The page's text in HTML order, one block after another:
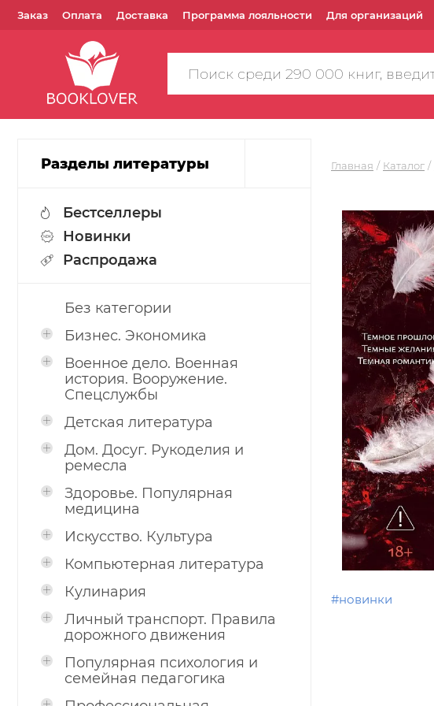
Заказ Оплата Доставка Программа лояльности Для организаций
Поиск
по
Разделы литературы
Бестселлеры
Новинки
Распродажа
Без категории
Бизнес. Экономика
Военное дело. Военная
история. Вооружение.
Спецслужбы
Детская литература
Дом. Досуг. Рукоделия и
ремесла
Здоровье. Популярная
медицина
Искусство. Культура
Компьютерная литература
Кулинария
Личный транспорт. Правила
дорожного движения
Популярная психология и
семейная педагогика
Главная Каталог
#новинки